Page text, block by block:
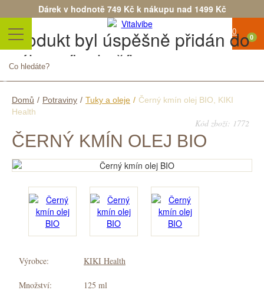
Dárek v hodnotě 749 Kč k nákupu nad 1499 Kč
0
Produkt byl úspěšně přidán do
nákupního košíku
Pokračovat v nákupu Objednat
Domů / Potraviny / Tuky a oleje / Černý kmín olej BIO, KIKI
Health
Kód zboží: 1772
ČERNÝ KMÍN OLEJ BIO
Výrobce: KIKI Health
Množství: 125 ml